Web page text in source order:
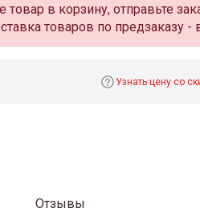
товар в корзину, отправьте
товаров по предзаказу -
Узнать цену со
Отзывы